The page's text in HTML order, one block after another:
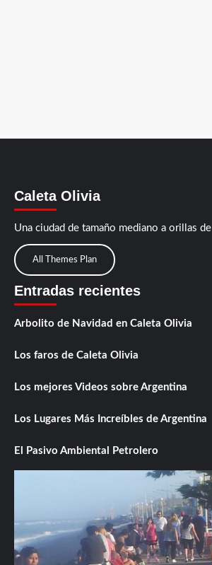
Caleta Olivia
Una ciudad de tamaño mediano a orillas de
All Themes Plan
Entradas recientes
Arbolito de Navidad en Caleta Olivia
Los faros de Caleta Olivia
Los mejores Videos sobre Argentina
Los Lugares Más Increíbles de Argentina
El Pasivo Ambiental Petrolero